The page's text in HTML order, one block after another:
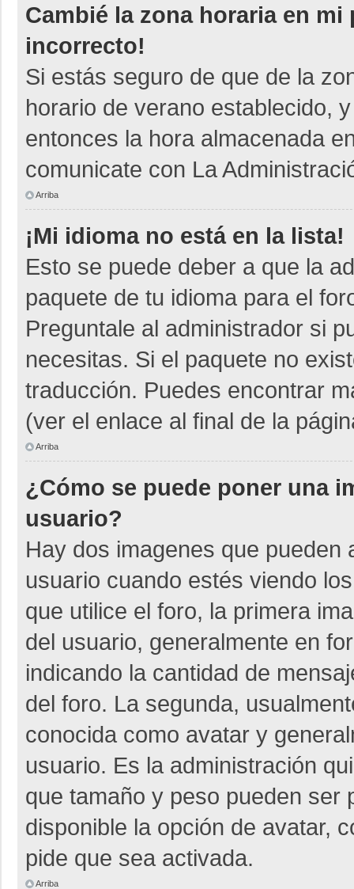
Cambié la zona horaria en
incorrecto!
Si estás seguro de que de la
horario de verano establecido,
entonces la hora almacenada
comunicate con La
Arriba
¡Mi idioma no está en la lista!
Esto se puede deber a que la
paquete de tu idioma para el
Preguntale al administrador si
necesitas. Si el paquete no
traducción. Puedes encontrar
(ver el enlace al final de la
Arriba
¿Cómo se puede poner una
usuario?
Hay dos imagenes que
usuario cuando estés viendo
que utilice el foro, la primera
del usuario, generalmente en
indicando la cantidad de
del foro. La segunda,
conocida como avatar y
usuario. Es la administración
que tamaño y peso pueden ser
disponible la opción de avatar,
pide que sea activada.
Arriba